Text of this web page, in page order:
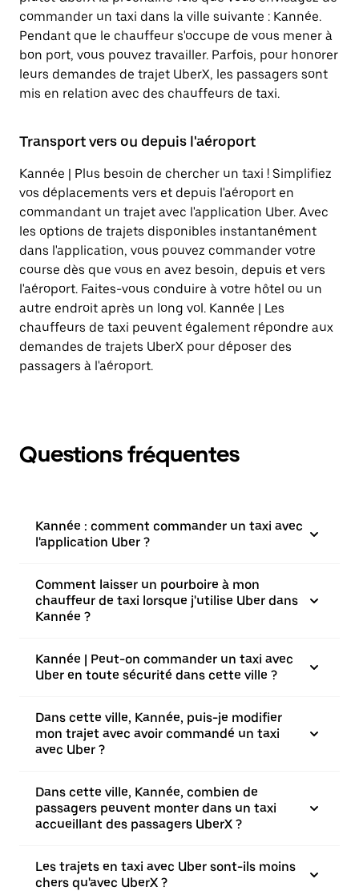
commander un taxi dans la ville suivante : Kannée.
Pendant que le chauffeur s'occupe de vous mener à
bon port, vous pouvez travailler. Parfois, pour honorer
leurs demandes de trajet UberX, les passagers sont
mis en relation avec des chauffeurs de taxi.
Transport vers ou depuis l'aéroport
Kannée | Plus besoin de chercher un taxi ! Simplifiez
vos déplacements vers et depuis l'aéroport en
commandant un trajet avec l'application Uber. Avec
les options de trajets disponibles instantanément
dans l'application, vous pouvez commander votre
course dès que vous en avez besoin, depuis et vers
l'aéroport. Faites-vous conduire à votre hôtel ou un
autre endroit après un long vol. Kannée | Les
chauffeurs de taxi peuvent également répondre aux
demandes de trajets UberX pour déposer des
passagers à l'aéroport.
Questions fréquentes
Kannée : comment commander un taxi avec
l'application Uber ?
Comment laisser un pourboire à mon
chauffeur de taxi lorsque j'utilise Uber dans
Kannée ?
Kannée | Peut-on commander un taxi avec
Uber en toute sécurité dans cette ville ?
Dans cette ville, Kannée, puis-je modifier
mon trajet avec avoir commandé un taxi
avec Uber ?
Dans cette ville, Kannée, combien de
passagers peuvent monter dans un taxi
accueillant des passagers UberX ?
Les trajets en taxi avec Uber sont-ils moins
chers qu'avec UberX ?